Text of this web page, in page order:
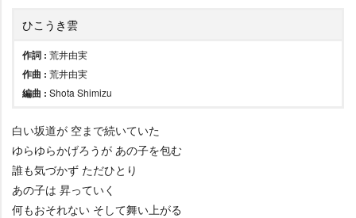
ひこうき雲
作詞 : 荒井由実
作曲 : 荒井由実
編曲 : Shota Shimizu
白い坂道が 空まで続いていた
ゆらゆらかげろうが あの子を包む
誰も気づかず ただひとり
あの子は 昇っていく
何もおそれない そして舞い上がる